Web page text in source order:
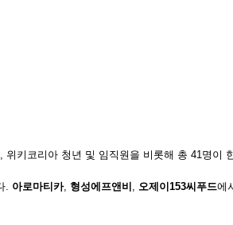
키코리아 청년 및 임직원을 비롯해 총 41명이
. 아로마티카, 형성에프앤비 오제이153씨푸드에